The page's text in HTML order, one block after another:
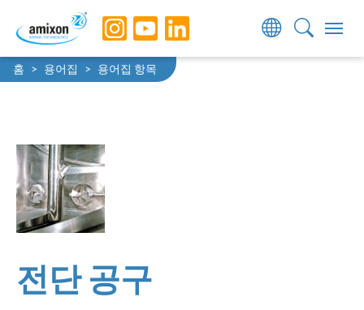
Skip to main navigation
Skip to main content
Skip to page footer
You are here:
홈 용어집 용어집 항목
전단 공구